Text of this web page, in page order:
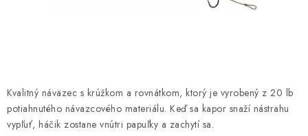
NAVIJAKY
Kvalitný náväzec s krúžkom a rovnátkom, ktorý je vyrobený z 20 lb
potiahnutého návazcového materiálu. Keď sa kapor snaží nástrahu
vypľuť, háčik zostane vnútri papuľky a zachytí sa.